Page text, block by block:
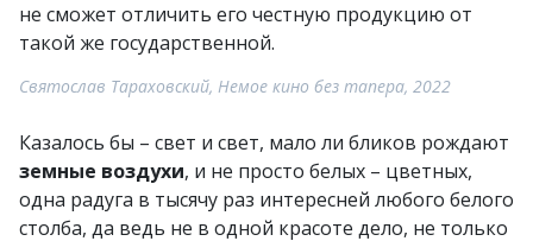
не сможет отличить его честную продукцию от
такой же государственной.
Святослав Тараховский, Немое кино без тапера, 2022
Казалось бы – свет и свет, мало ли бликов рождают
земные воздухи, и не просто белых – цветных,
одна радуга в тысячу раз интересней любого белого
столба, да ведь не в одной красоте дело, не только